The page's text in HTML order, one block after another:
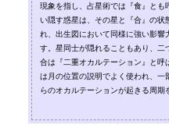
現象を指し、占星術では『食』とも
い隠す惑星は、その星と『合』の状
れ、出生図において同様に強い影響
す。星同士が隠れることもあり、二
合は『二重オカルテーション』と呼
は月の位置の説明でよく使われ、一
らのオカルテーションが起きる周期